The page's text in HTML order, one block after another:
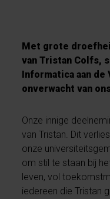
Met grote
van Tristan Colfs,
Informatica aan de
onverwacht van
Onze innige
van Tristan. Dit
onze
om stil te staan bij
leven, vol
iedereen die Tristan